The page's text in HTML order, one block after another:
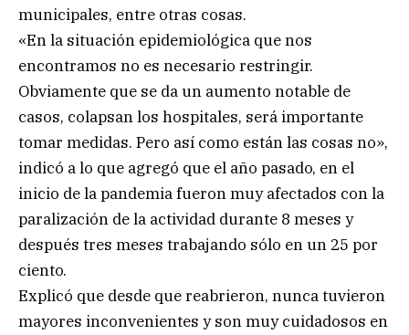
municipales, entre otras cosas.
«En la situación epidemiológica que nos
encontramos no es necesario restringir.
Obviamente que se da un aumento notable de
casos, colapsan los hospitales, será importante
tomar medidas. Pero así como están las cosas no»,
indicó a lo que agregó que el año pasado, en el
inicio de la pandemia fueron muy afectados con la
paralización de la actividad durante 8 meses y
después tres meses trabajando sólo en un 25 por
ciento.
Explicó que desde que reabrieron, nunca tuvieron
mayores inconvenientes y son muy cuidadosos en